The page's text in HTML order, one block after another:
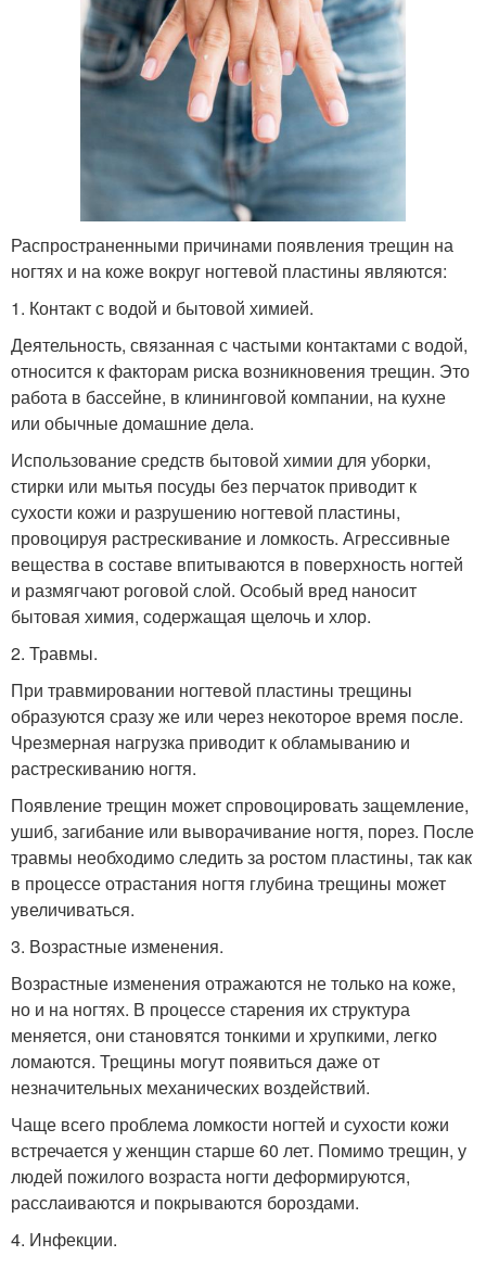
Распространенными причинами появления трещин на
ногтях и на коже вокруг ногтевой пластины являются:
1. Контакт с водой и бытовой химией.
Деятельность, связанная с частыми контактами с водой,
относится к факторам риска возникновения трещин. Это
работа в бассейне, в клининговой компании, на кухне
или обычные домашние дела.
Использование средств бытовой химии для уборки,
стирки или мытья посуды без перчаток приводит к
сухости кожи и разрушению ногтевой пластины,
провоцируя растрескивание и ломкость. Агрессивные
вещества в составе впитываются в поверхность ногтей
и размягчают роговой слой. Особый вред наносит
бытовая химия, содержащая щелочь и хлор.
2. Травмы.
При травмировании ногтевой пластины трещины
образуются сразу же или через некоторое время после.
Чрезмерная нагрузка приводит к обламыванию и
растрескиванию ногтя.
Появление трещин может спровоцировать защемление,
ушиб, загибание или выворачивание ногтя, порез. После
травмы необходимо следить за ростом пластины, так как
в процессе отрастания ногтя глубина трещины может
увеличиваться.
3. Возрастные изменения.
Возрастные изменения отражаются не только на коже,
но и на ногтях. В процессе старения их структура
меняется, они становятся тонкими и хрупкими, легко
ломаются. Трещины могут появиться даже от
незначительных механических воздействий.
Чаще всего проблема ломкости ногтей и сухости кожи
встречается у женщин старше 60 лет. Помимо трещин, у
людей пожилого возраста ногти деформируются,
расслаиваются и покрываются бороздами.
4. Инфекции.